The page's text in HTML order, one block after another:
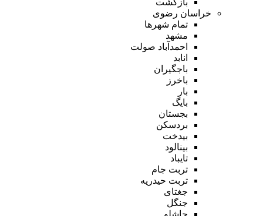
خراسان رضوی
تمام شهر‌ها
مشهد
احمدآباد صولت
انابد
باجگیران
باخرز
بار
بایگ
بجستان
بردسکن
بیدخت
بینالود
تایباد
تربت جام
تربت حیدریه
جغتای
جنگل
چاشلو